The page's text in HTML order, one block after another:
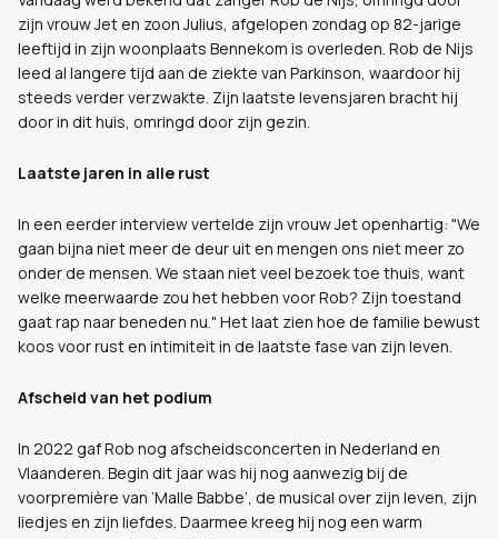
zijn vrouw Jet en zoon Julius, afgelopen zondag op 82-jarige
leeftijd in zijn woonplaats Bennekom is overleden. Rob de Nijs
leed al langere tijd aan de ziekte van Parkinson, waardoor hij
steeds verder verzwakte. Zijn laatste levensjaren bracht hij
door in dit huis, omringd door zijn gezin.
Laatste jaren in alle rust
In een eerder interview vertelde zijn vrouw Jet openhartig: "We
gaan bijna niet meer de deur uit en mengen ons niet meer zo
onder de mensen. We staan niet veel bezoek toe thuis, want
welke meerwaarde zou het hebben voor Rob? Zijn toestand
gaat rap naar beneden nu." Het laat zien hoe de familie bewust
koos voor rust en intimiteit in de laatste fase van zijn leven.
Afscheid van het podium
In 2022 gaf Rob nog afscheidsconcerten in Nederland en
Vlaanderen. Begin dit jaar was hij nog aanwezig bij de
voorpremière van ‘Malle Babbe’, de musical over zijn leven, zijn
liedjes en zijn liefdes. Daarmee kreeg hij nog een warm